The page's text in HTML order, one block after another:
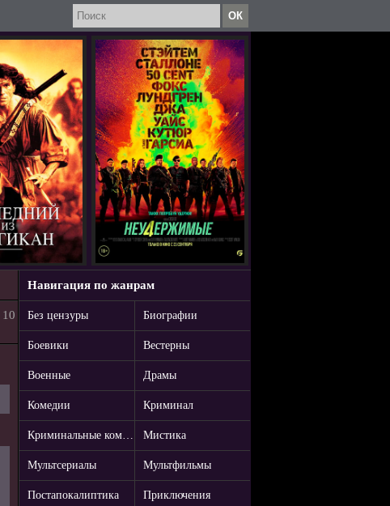
Навигация по жанрам
Без цензуры Биографии
Боевики Вестерны
Военные Драмы
Комедии Криминал
Криминальные комедии Мистика
Мультсериалы Мультфильмы
Постапокалиптика Приключения